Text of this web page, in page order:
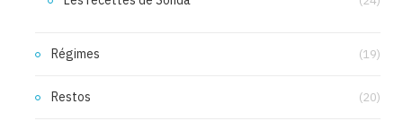
Régimes (19)
Restos (20)